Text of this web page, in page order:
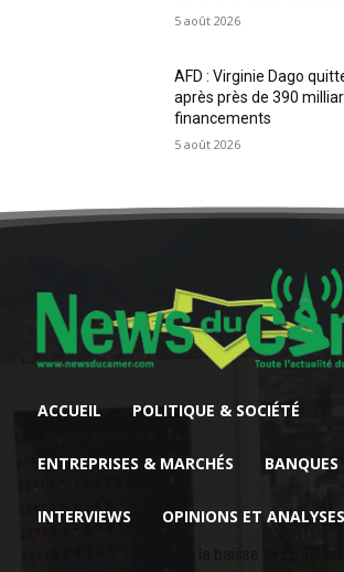
5 août 2026
AFD : Virginie Dago
après près de 390
financements
5 août 2026
ACCUEIL POLITIQUE & SOCIÉTÉ
ENTREPRISES & MARCHÉS
INTERVIEWS OPINIONS ET ANALYSES